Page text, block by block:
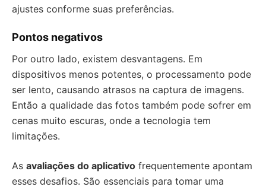
ajustes conforme suas preferências.
Pontos negativos
Por outro lado, existem desvantagens. Em
dispositivos menos potentes, o processamento pode
ser lento, causando atrasos na captura de imagens.
Então a qualidade das fotos também pode sofrer em
cenas muito escuras, onde a tecnologia tem
limitações.
As avaliações do aplicativo frequentemente apontam
esses desafios. São essenciais para tomar uma